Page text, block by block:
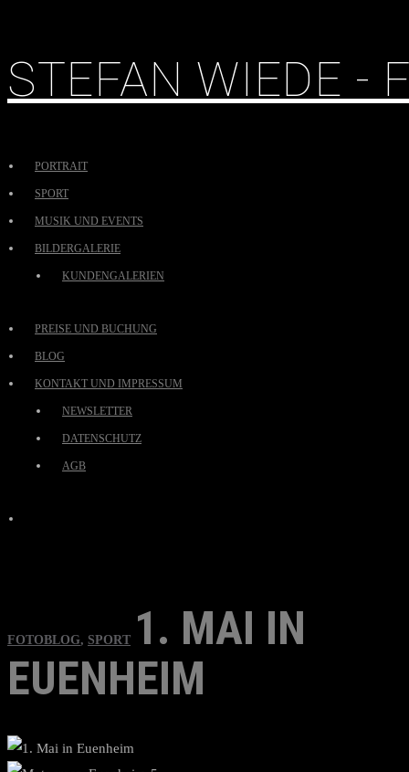
STEFAN WIEDE -
PORTRAIT
SPORT
MUSIK UND EVENTS
BILDERGALERIE
KUNDENGALERIEN
PREISE UND BUCHUNG
BLOG
KONTAKT UND IMPRESSUM
NEWSLETTER
DATENSCHUTZ
AGB
FOTOBLOG, SPORT 1. MAI IN
EUENHEIM